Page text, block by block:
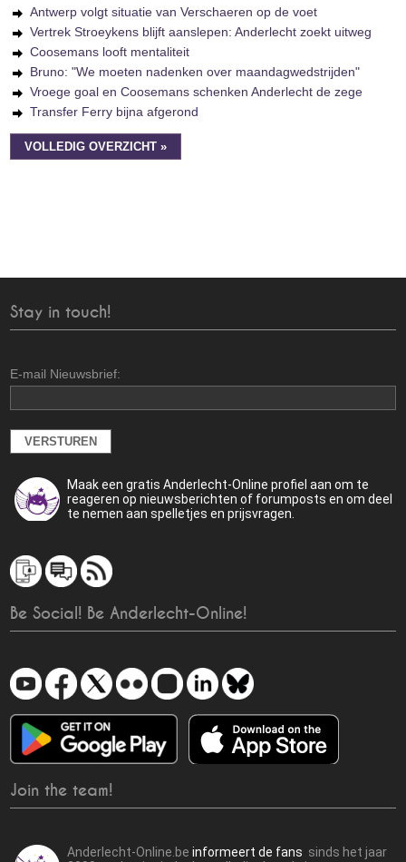
Antwerp volgt situatie van Verschaeren op de voet
Vertrek Stroeykens blijft aanslepen: Anderlecht zoekt uitweg
Coosemans looft mentaliteit
Bruno: "We moeten nadenken over maandagwedstrijden"
Vroege goal en Coosemans schenken Anderlecht de zege
Transfer Ferry bijna afgerond
VOLLEDIG OVERZICHT »
Stay in touch!
E-mail Nieuwsbrief:
Maak een gratis Anderlecht-Online profiel aan om te
reageren op nieuwsberichten of forumposts en om deel
te nemen aan spelletjes en prijsvragen.
Be Social! Be Anderlecht-Online!
Join the team!
Anderlecht-Online.beinformeert de fans sinds het jaar